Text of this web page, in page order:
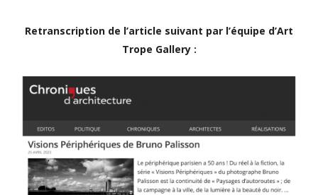
Retranscription de l’article suivant par l’équipe d’Art
Trope Gallery :